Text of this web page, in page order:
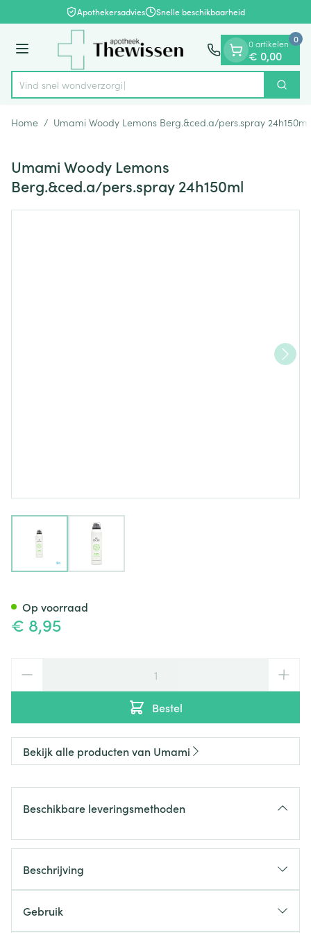
Ga naar de inhoudApothekersadvies Snelle beschikbaarheid
Menu
Product, merk, categorie...
Vind snel wondv Zoek
0 artikelen
€ 0,00
0
Home / Umami Woody Lemons Berg.&ced.a/pers.spray 24h150ml
Umami Woody Lemons
Berg.&ced.a/pers.spray 24h150ml
View larger imageView larger image
€ 8,95
Bestel
Op voorraad
Bekijk alle producten van Umami
Beschikbare leveringsmethoden
Beschrijving
Gebruik